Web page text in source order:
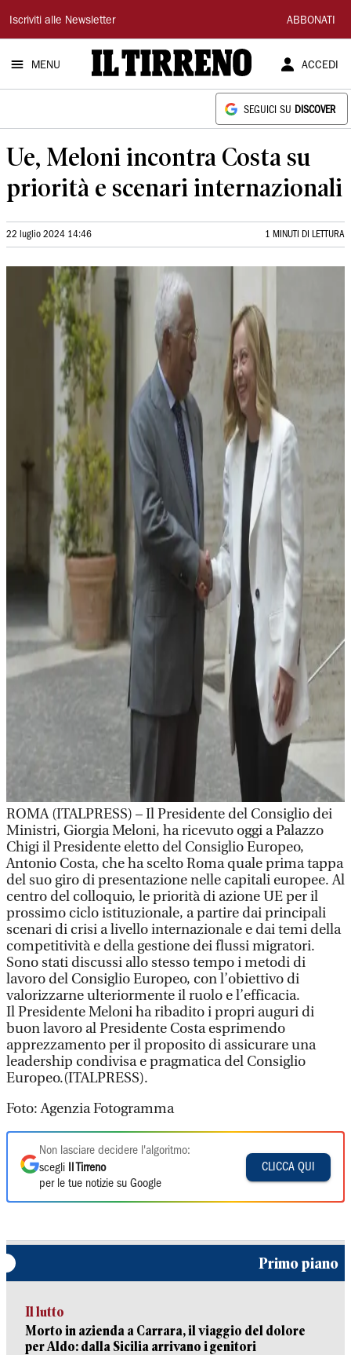
Il
Tirreno
Iscriviti alle Newsletter ABBONATI
MENU ACCEDI
SEGUICI SU DISCOVER
Ue, Meloni incontra Costa su
priorità e scenari internazionali
22 luglio 2024 14:46 1 MINUTI DI LETTURA
ROMA (ITALPRESS) – Il Presidente del Consiglio dei
Ministri, Giorgia Meloni, ha ricevuto oggi a Palazzo
Chigi il Presidente eletto del Consiglio Europeo,
Antonio Costa, che ha scelto Roma quale prima tappa
del suo giro di presentazione nelle capitali europee. Al
centro del colloquio, le priorità di azione UE per il
prossimo ciclo istituzionale, a partire dai principali
scenari di crisi a livello internazionale e dai temi della
competitività e della gestione dei flussi migratori.
Sono stati discussi allo stesso tempo i metodi di
lavoro del Consiglio Europeo, con l’obiettivo di
valorizzarne ulteriormente il ruolo e l’efficacia.
Il Presidente Meloni ha ribadito i propri auguri di
buon lavoro al Presidente Costa esprimendo
apprezzamento per il proposito di assicurare una
leadership condivisa e pragmatica del Consiglio
Europeo.(ITALPRESS).
Foto: Agenzia Fotogramma
Non lasciare decidere l'algoritmo:
scegli
Il Tirreno
per le tue notizie su Google
CLICCA QUI
Primo piano
Il lutto
Morto in azienda a Carrara, il viaggio del dolore
per Aldo: dalla Sicilia arrivano i genitori